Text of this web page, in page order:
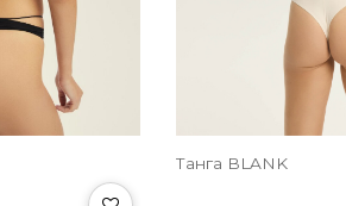
Танга BLANK